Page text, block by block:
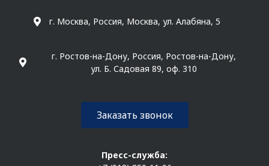
г. Москва, Россия, Москва, ул. Алабяна, 5
г. Ростов-на-Дону, Россия, Ростов-на-Дону,
ул. Б. Садовая 89, оф. 310
Заказать звонок
Пресс-служба: